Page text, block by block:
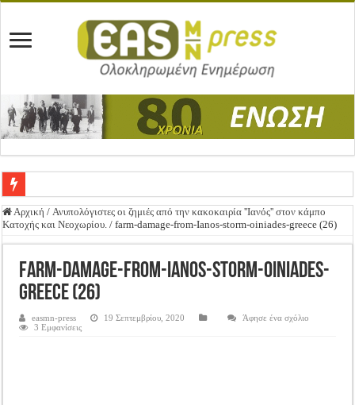
Ένωση Μεσολογγίου: Συγχαρητήρια Επιστολή προς Δήμο Μεσολογγίου
ΕΝΩΣΗ ΜΕΣΟΛΟΓΓΙΟΥ: ΕΚΛΟΓΙΚΗ ΓΕΝΙΚΗ ΣΥΝΕΛΕΥΣΗ
Δημοσιεύτηκε η Προδημοσίευση της Πρόσκλησης Σχεδίων Βελτίωσης
Ανακοίνωση: Επιστροφή ΦΠΑ
Αρχική / Ανυπολόγιστες οι ζημιές από την κακοκαιρία ''Ιανός'' στον κάμπο
Κατοχής και Νεοχωρίου. / farm-damage-from-Ianos-storm-oiniades-greece (26)
farm-damage-from-Ianos-storm-oiniades-
greece (26)
easmn-press 19 Σεπτεμβρίου, 2020
Άφησε ένα σχόλιο
3 Εμφανίσεις